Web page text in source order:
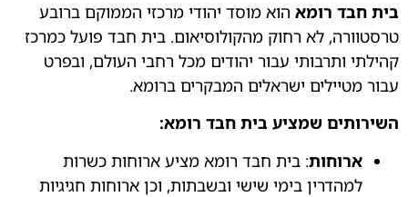
בית חבד רומא הוא מוסד יהודי מרכזי הממוקם ברובע
טרסטוורה, לא רחוק מהקולוסיאום. בית חבד פועל כמרכז
קהילתי ותרבותי עבור יהודים מכל רחבי העולם, ובפרט
עבור מטיילים ישראלים המבקרים ברומא.
השירותים שמציע בית חבד רומא:
ארוחות: בית חבד רומא מציע ארוחות כשרות
למהדרין בימי שישי ובשבתות, וכן ארוחות חגיגיות